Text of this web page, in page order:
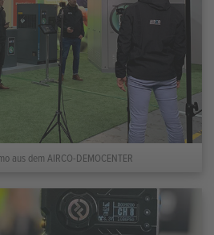
aus dem AIRCO-DEMOCENTER